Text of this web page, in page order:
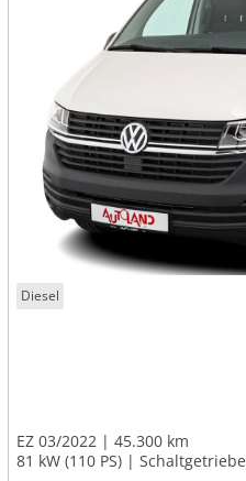
Diesel
EZ 03/2022
45.300 km
81 kW (110 PS)
Schaltgetriebe